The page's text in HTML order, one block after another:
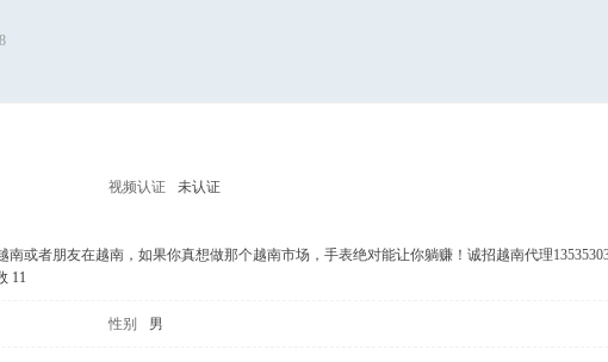
视频认证 未认证
或者朋友在越南，如果你真想做那个越南市场，手表绝对能让你躺赚！诚招越南代理
11
性别 男